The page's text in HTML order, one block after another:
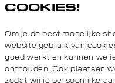
Van maandag t/m vrijdag
Service
COOKIES!
Om je de best mogelijke
website gebruik van
goed werkt en kunnen we
onthouden. Ook plaatsen
zodat wij je persoonlijke